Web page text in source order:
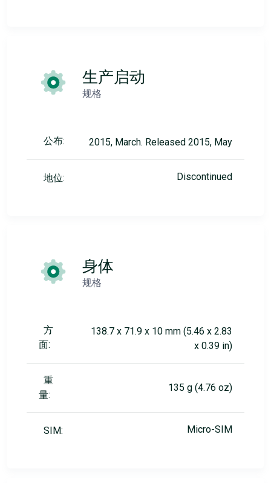
生产启动
规格
公布: 2015, March. Released 2015, May
地位: Discontinued
身体
规格
方
面:
138.7 x 71.9 x 10 mm (5.46 x 2.83
x 0.39 in)
重
量:
135 g (4.76 oz)
SIM: Micro-SIM